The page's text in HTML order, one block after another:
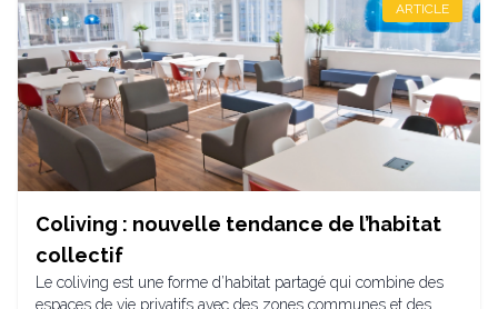
ARTICLE
Coliving : nouvelle tendance de l’habitat
collectif
Le coliving est une forme d’habitat partagé qui combine des
espaces de vie privatifs avec des zones communes et des